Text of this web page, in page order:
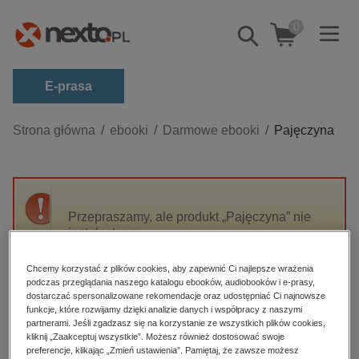
Pokaż/schowaj
wyszukiwarkę
0
E-prasa
Kategorie
biznesowe, branżowe, gospodarka
dzienniki
edukacja
hobby, sport, rozrywka
komputery, internet, technologie, informatyka
Strona główna ebooki Darmowe ebooki Pajęczyna
Przepraszamy, ale produkt „Pajęczyna” nie
jest dostępny.
High-contrast mode
Polecane
Chcemy korzystać z plików cookies, aby zapewnić Ci najlepsze wrażenia
podczas przeglądania naszego katalogu ebooków, audiobooków i e-prasy,
dostarczać spersonalizowane rekomendacje oraz udostępniać Ci najnowsze
funkcje, które rozwijamy dzięki analizie danych i współpracy z naszymi
partnerami. Jeśli zgadzasz się na korzystanie ze wszystkich plików cookies,
kliknij „Zaakceptuj wszystkie”. Możesz również dostosować swoje
preferencje, klikając „Zmień ustawienia”. Pamiętaj, że zawsze możesz